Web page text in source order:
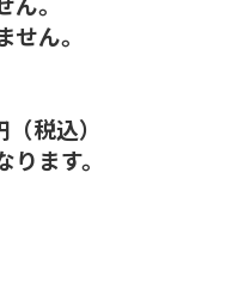
ん。
税込）
ます。